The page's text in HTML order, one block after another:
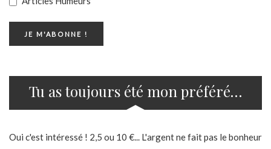
Tu as toujours été mon préféré…
Oui c'est intéressé ! 2,5 ou 10 €... L'argent ne fait pas le bonheur